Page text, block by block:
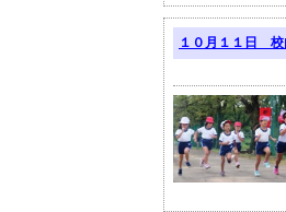
１０月１１日 校